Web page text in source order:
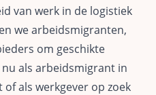
van werk in de logistiek
we arbeidsmigranten,
om geschikte
als arbeidsmigrant in
of als werkgever op zoek